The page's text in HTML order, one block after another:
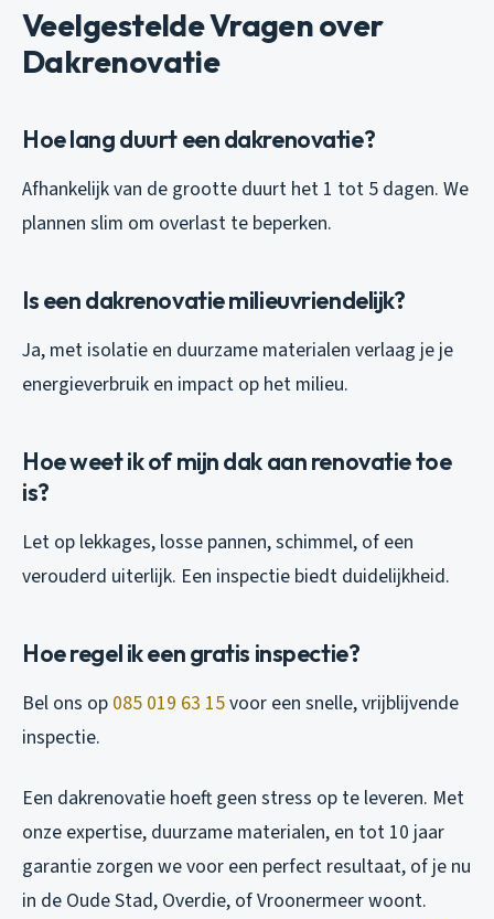
Veelgestelde Vragen over
Dakrenovatie
Hoe lang duurt een dakrenovatie?
Afhankelijk van de grootte duurt het 1 tot 5 dagen. We
plannen slim om overlast te beperken.
Is een dakrenovatie milieuvriendelijk?
Ja, met isolatie en duurzame materialen verlaag je je
energieverbruik en impact op het milieu.
Hoe weet ik of mijn dak aan renovatie toe
is?
Let op lekkages, losse pannen, schimmel, of een
verouderd uiterlijk. Een inspectie biedt duidelijkheid.
Hoe regel ik een gratis inspectie?
Bel ons op 085 019 63 15voor een snelle, vrijblijvende
inspectie.
Een dakrenovatie hoeft geen stress op te leveren. Met
onze expertise, duurzame materialen, en tot 10 jaar
garantie zorgen we voor een perfect resultaat, of je nu
in de Oude Stad, Overdie, of Vroonermeer woont.